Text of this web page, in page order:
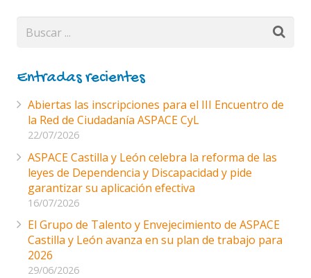
Entradas recientes
Abiertas las inscripciones para el III Encuentro de
la Red de Ciudadanía ASPACE CyL
22/07/2026
ASPACE Castilla y León celebra la reforma de las
leyes de Dependencia y Discapacidad y pide
garantizar su aplicación efectiva
16/07/2026
El Grupo de Talento y Envejecimiento de ASPACE
Castilla y León avanza en su plan de trabajo para
2026
29/06/2026